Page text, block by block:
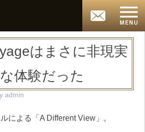
はまさに非現実
体験だった
admin
による「A Different View」。